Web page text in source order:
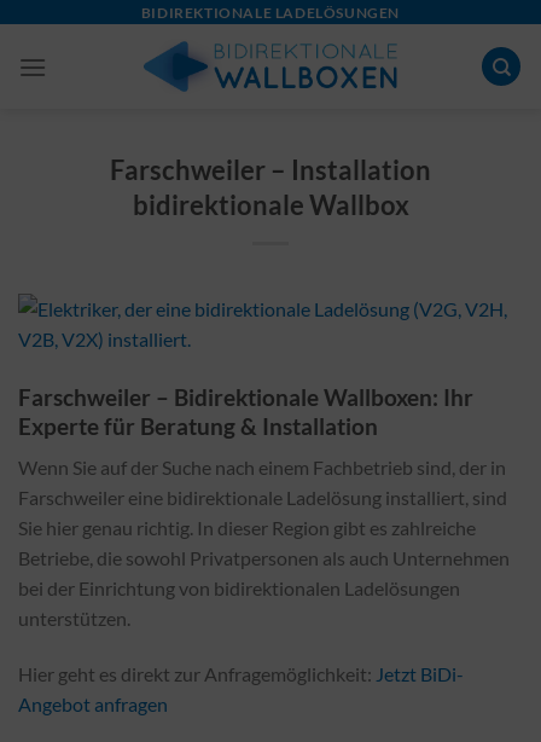
content
BIDIREKTIONALE LADELÖSUNGEN
Farschweiler – Installation
bidirektionale Wallbox
Farschweiler – Bidirektionale Wallboxen: Ihr
Experte für Beratung & Installation
Wenn Sie auf der Suche nach einem Fachbetrieb sind, der in
Farschweiler eine bidirektionale Ladelösung installiert, sind
Sie hier genau richtig. In dieser Region gibt es zahlreiche
Betriebe, die sowohl Privatpersonen als auch Unternehmen
bei der Einrichtung von bidirektionalen Ladelösungen
unterstützen.
Hier geht es direkt zur Anfragemöglichkeit: Jetzt BiDi-
Angebot anfragen